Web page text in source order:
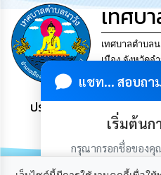
แผนการ
ใช้
จ่าย
งบ
ประมาณ
ประจำ
บริหาร
และ
เทศบ
เทศบาลตำบล
เมือง จังหวัดอ
แฟกซ์ 045-
ประชาชน มีภูมิคุ้มกัน พึ่ง
แชท... สอบถา
เริ่มต้น
กรุณากรอกชื่อของคุ